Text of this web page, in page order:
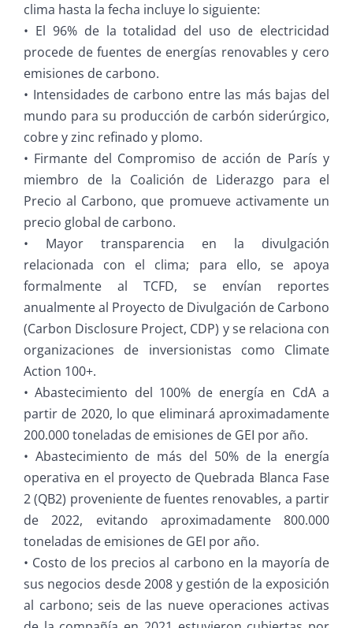
clima hasta la fecha incluye lo siguiente:
• El 96% de la totalidad del uso de electricidad
procede de fuentes de energías renovables y cero
emisiones de carbono.
• Intensidades de carbono entre las más bajas del
mundo para su producción de carbón siderúrgico,
cobre y zinc refinado y plomo.
• Firmante del Compromiso de acción de París y
miembro de la Coalición de Liderazgo para el
Precio al Carbono, que promueve activamente un
precio global de carbono.
• Mayor transparencia en la divulgación
relacionada con el clima; para ello, se apoya
formalmente al TCFD, se envían reportes
anualmente al Proyecto de Divulgación de Carbono
(Carbon Disclosure Project, CDP) y se relaciona con
organizaciones de inversionistas como Climate
Action 100+.
• Abastecimiento del 100% de energía en CdA a
partir de 2020, lo que eliminará aproximadamente
200.000 toneladas de emisiones de GEI por año.
• Abastecimiento de más del 50% de la energía
operativa en el proyecto de Quebrada Blanca Fase
2 (QB2) proveniente de fuentes renovables, a partir
de 2022, evitando aproximadamente 800.000
toneladas de emisiones de GEI por año.
• Costo de los precios al carbono en la mayoría de
sus negocios desde 2008 y gestión de la exposición
al carbono; seis de las nueve operaciones activas